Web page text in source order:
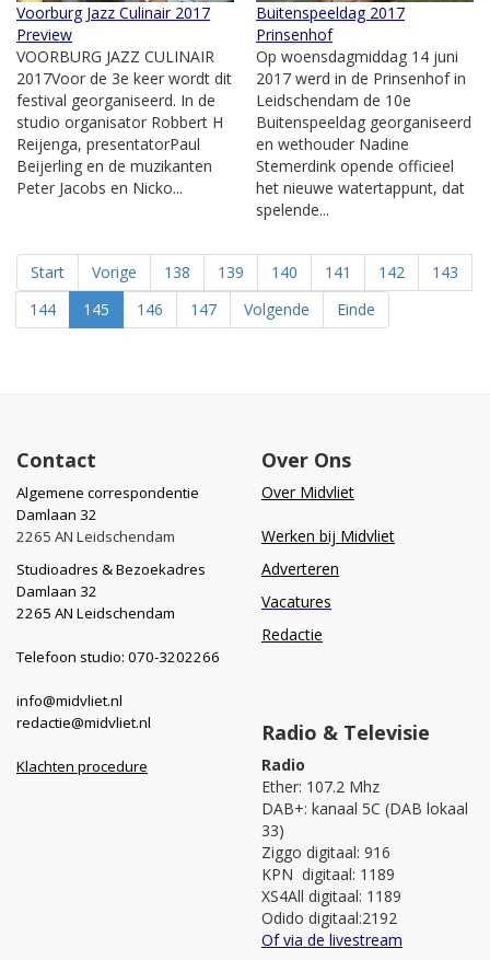
Voorburg Jazz Culinair 2017
Preview
VOORBURG JAZZ CULINAIR
2017Voor de 3e keer wordt dit
festival georganiseerd. In de
studio organisator Robbert H
Reijenga, presentatorPaul
Beijerling en de muzikanten
Peter Jacobs en Nicko...
Buitenspeeldag 2017
Prinsenhof
Op woensdagmiddag 14 juni
2017 werd in de Prinsenhof in
Leidschendam de 10e
Buitenspeeldag georganiseerd
en wethouder Nadine
Stemerdink opende officieel
het nieuwe watertappunt, dat
spelende...
Start Vorige 138 139 140 141 142
143
144
145 146 147 Volgende Einde
Contact
Algemene correspondentie
Damlaan 32
2265 AN Leidschendam
Studioadres & Bezoekadres
Damlaan 32
2265 AN Leidschendam
Telefoon studio: 070-3202266
info@midvliet.nl
redactie@midvliet.nl
Klachten procedure
Over Ons
Over Midvliet
Werken bij Midvliet
Adverteren
Vacatures
Redactie
Radio & Televisie
Radio
Ether: 107.2 Mhz
DAB+: kanaal 5C (DAB lokaal
33)
Ziggo digitaal: 916
KPN digitaal: 1189
XS4All digitaal: 1189
Odido digitaal:2192
Of via de livestream